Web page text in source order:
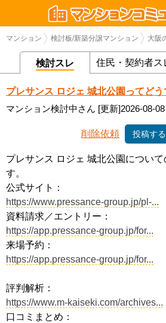
マンション 検討板/新築分譲マンション 大阪
検討スレ 住民・契約者ス
プレサンス ロジェ 城北公園ってどう
マンション検討中さん [更新]2026-08-
削除依頼 投稿する
プレサンス ロジェ 城北公園につい
す。
公式サイト：
https://www.pressance-group.jp/pl-...
資料請求／エントリー：
https://app.pressance-group.jp/for...
来場予約：
https://app.pressance-group.jp/for...
評判解析：
https://www.m-kaiseki.com/archives...
口コミまとめ：